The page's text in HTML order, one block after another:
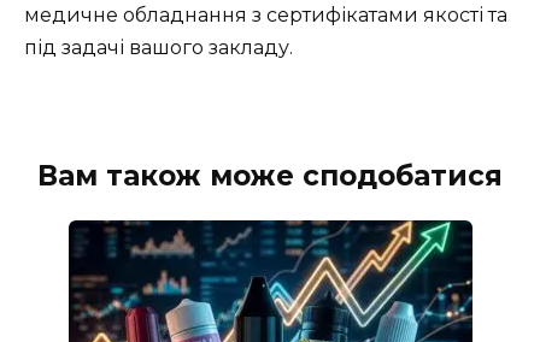
медичне обладнання з сертифікатами якості та
під задачі вашого закладу.
Вам також може сподобатися